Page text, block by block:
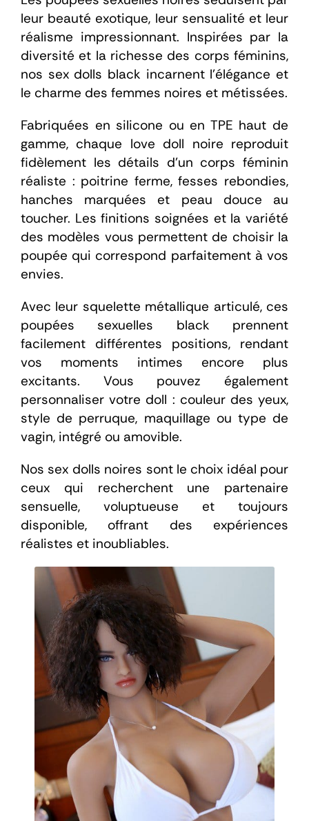
En stock
Aide
Guides
Paiement
Contact
Livraison
À propos
Blog
leur beauté exotique, leur sensualité et leur
réalisme impressionnant. Inspirées par la
diversité et la richesse des corps féminins,
nos sex dolls black incarnent l’élégance et
le charme des femmes noires et métissées.
Fabriquées en silicone ou en TPE haut de
gamme, chaque love doll noire reproduit
fidèlement les détails d’un corps féminin
réaliste : poitrine ferme, fesses rebondies,
hanches marquées et peau douce au
toucher. Les finitions soignées et la variété
des modèles vous permettent de choisir la
poupée qui correspond parfaitement à vos
envies.
Avec leur squelette métallique articulé, ces
poupées sexuelles black prennent
facilement différentes positions, rendant
vos moments intimes encore plus
excitants. Vous pouvez également
personnaliser votre doll : couleur des yeux,
style de perruque, maquillage ou type de
vagin, intégré ou amovible.
Nos sex dolls noires sont le choix idéal pour
ceux qui recherchent une partenaire
sensuelle, voluptueuse et toujours
disponible, offrant des expériences
réalistes et inoubliables.